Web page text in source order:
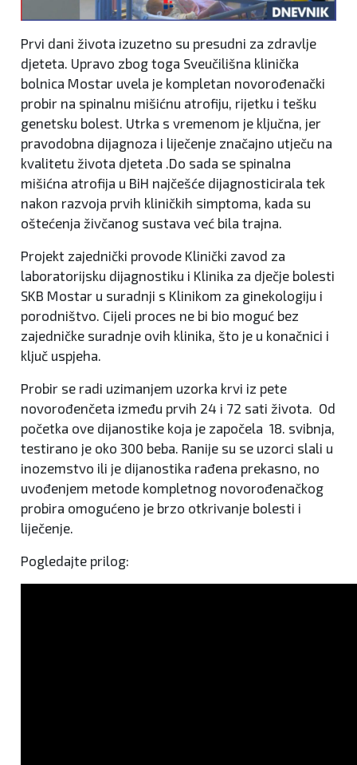
Prvi dani života izuzetno su presudni za zdravlje
djeteta. Upravo zbog toga Sveučilišna klinička
bolnica Mostar uvela je kompletan novorođenački
probir na spinalnu mišićnu atrofiju, rijetku i tešku
genetsku bolest. Utrka s vremenom je ključna, jer
pravodobna dijagnoza i liječenje značajno utječu na
kvalitetu života djeteta .Do sada se spinalna
mišićna atrofija u BiH najčešće dijagnosticirala tek
nakon razvoja prvih kliničkih simptoma, kada su
oštećenja živčanog sustava već bila trajna.
Projekt zajednički provode Klinički zavod za
laboratorijsku dijagnostiku i Klinika za dječje bolesti
SKB Mostar u suradnji s Klinikom za ginekologiju i
porodništvo. Cijeli proces ne bi bio moguć bez
zajedničke suradnje ovih klinika, što je u konačnici i
ključ uspjeha.
Probir se radi uzimanjem uzorka krvi iz pete
novorođenčeta između prvih 24 i 72 sati života. Od
početka ove dijanostike koja je započela 18. svibnja,
testirano je oko 300 beba. Ranije su se uzorci slali u
inozemstvo ili je dijanostika rađena prekasno, no
uvođenjem metode kompletnog novorođenačkog
probira omogućeno je brzo otkrivanje bolesti i
liječenje.
Pogledajte prilog: